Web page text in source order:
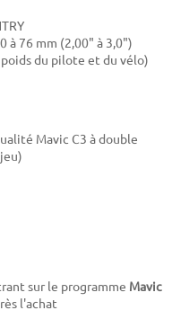
à 76 mm (2,00" à 3,0")
du pilote et du vélo)
Mavic C3 à double
sur le programme Mavic
l'achat